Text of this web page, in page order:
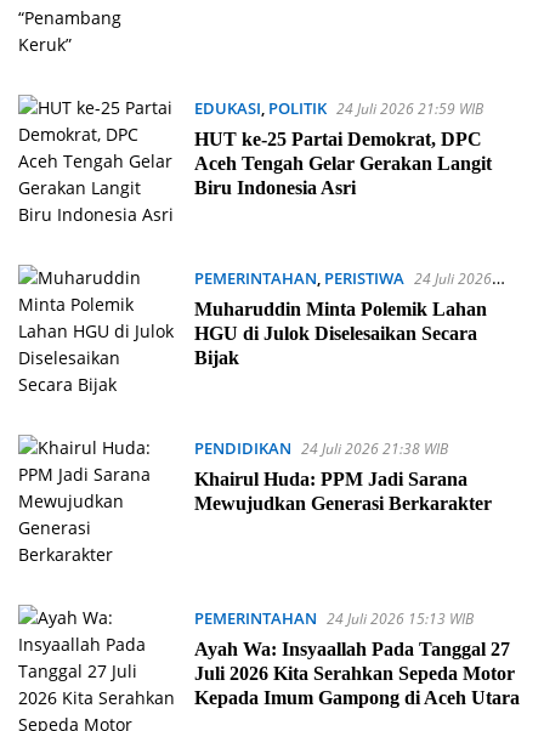
EDUKASI, POLITIK 24 Juli 2026 21:59 WIB
HUT ke-25 Partai Demokrat, DPC
Aceh Tengah Gelar Gerakan Langit
Biru Indonesia Asri
PEMERINTAHAN, PERISTIWA 24 Juli 2026
21:49 WIB
Muharuddin Minta Polemik Lahan
HGU di Julok Diselesaikan Secara
Bijak
PENDIDIKAN 24 Juli 2026 21:38 WIB
Khairul Huda: PPM Jadi Sarana
Mewujudkan Generasi Berkarakter
PEMERINTAHAN 24 Juli 2026 15:13 WIB
Ayah Wa: Insyaallah Pada Tanggal 27
Juli 2026 Kita Serahkan Sepeda Motor
Kepada Imum Gampong di Aceh Utara